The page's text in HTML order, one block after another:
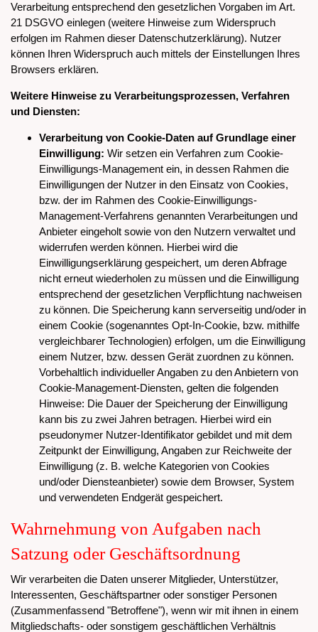
Verarbeitung entsprechend den gesetzlichen Vorgaben im Art.
21 DSGVO einlegen (weitere Hinweise zum Widerspruch
erfolgen im Rahmen dieser Datenschutzerklärung). Nutzer
können Ihren Widerspruch auch mittels der Einstellungen Ihres
Browsers erklären.
Weitere Hinweise zu Verarbeitungsprozessen, Verfahren
und Diensten:
Verarbeitung von Cookie-Daten auf Grundlage einer
Einwilligung: Wir setzen ein Verfahren zum Cookie-
Einwilligungs-Management ein, in dessen Rahmen die
Einwilligungen der Nutzer in den Einsatz von Cookies,
bzw. der im Rahmen des Cookie-Einwilligungs-
Management-Verfahrens genannten Verarbeitungen und
Anbieter eingeholt sowie von den Nutzern verwaltet und
widerrufen werden können. Hierbei wird die
Einwilligungserklärung gespeichert, um deren Abfrage
nicht erneut wiederholen zu müssen und die Einwilligung
entsprechend der gesetzlichen Verpflichtung nachweisen
zu können. Die Speicherung kann serverseitig und/oder in
einem Cookie (sogenanntes Opt-In-Cookie, bzw. mithilfe
vergleichbarer Technologien) erfolgen, um die Einwilligung
einem Nutzer, bzw. dessen Gerät zuordnen zu können.
Vorbehaltlich individueller Angaben zu den Anbietern von
Cookie-Management-Diensten, gelten die folgenden
Hinweise: Die Dauer der Speicherung der Einwilligung
kann bis zu zwei Jahren betragen. Hierbei wird ein
pseudonymer Nutzer-Identifikator gebildet und mit dem
Zeitpunkt der Einwilligung, Angaben zur Reichweite der
Einwilligung (z. B. welche Kategorien von Cookies
und/oder Diensteanbieter) sowie dem Browser, System
und verwendeten Endgerät gespeichert.
Wahrnehmung von Aufgaben nach
Satzung oder Geschäftsordnung
Wir verarbeiten die Daten unserer Mitglieder, Unterstützer,
Interessenten, Geschäftspartner oder sonstiger Personen
(Zusammenfassend "Betroffene"), wenn wir mit ihnen in einem
Mitgliedschafts- oder sonstigem geschäftlichen Verhältnis